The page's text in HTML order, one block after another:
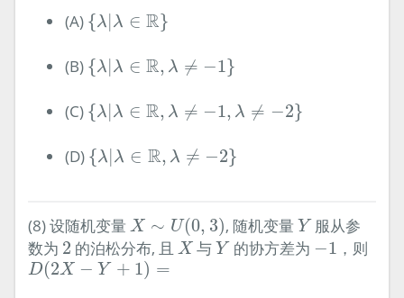
(A) {λ λ ∈ R}
{λ|λ ∈ R}
(B) {λ λ ∈ R, λ ≠ −1}
{λ|λ ∈ R,λ ≠− 1}
(C) {λ λ ∈ R, λ ≠ −1, λ ≠ −2}
{λ|λ ∈ R,λ ≠− 1, ≠− 2}
(D) {λ λ ∈ R, λ ≠ −2}
{λ|λ ∈ R,λ ≠− 2}
(8) 设随机变量 X ∼ U(0, 3)
X∼ (0,3) , 随机变量 Y
Y 服从参
数为 2
2 的泊松分布, 且 X
X 与Y
Y 的协方差为 −1
−1 ，则
D(2X − Y + 1) =
D(2X−Y+1)=